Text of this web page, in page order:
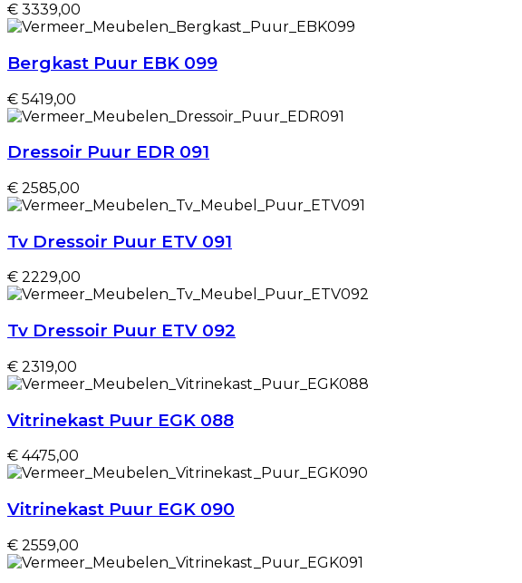
€ 3339,00
Bergkast Puur EBK 099
€ 5419,00
Dressoir Puur EDR 091
€ 2585,00
Tv Dressoir Puur ETV 091
€ 2229,00
Tv Dressoir Puur ETV 092
€ 2319,00
Vitrinekast Puur EGK 088
€ 4475,00
Vitrinekast Puur EGK 090
€ 2559,00